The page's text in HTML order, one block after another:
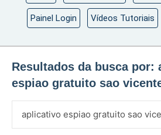
Painel Login Vídeos Tutoriais
Resultados da busca por:
espiao gratuito sao